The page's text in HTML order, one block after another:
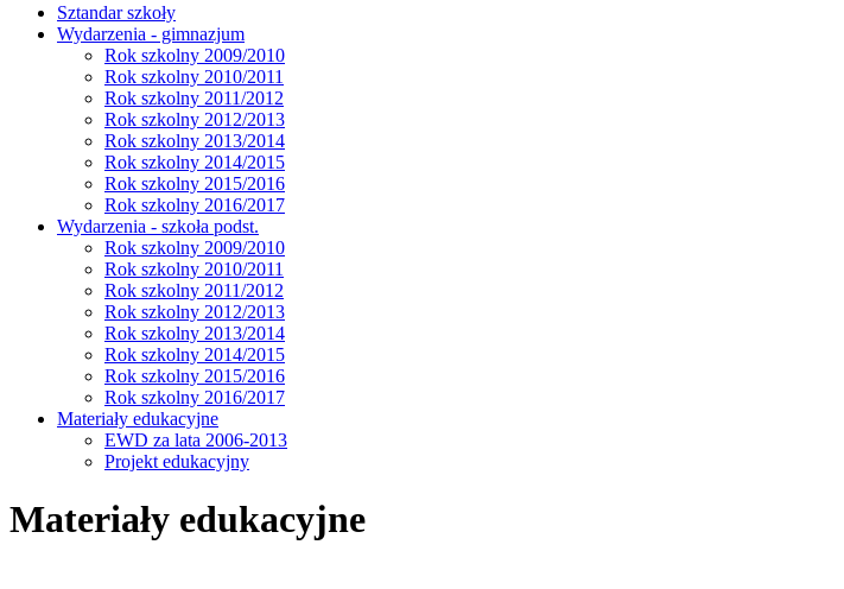
Sztandar szkoły
Wydarzenia - gimnazjum
Rok szkolny 2009/2010
Rok szkolny 2010/2011
Rok szkolny 2011/2012
Rok szkolny 2012/2013
Rok szkolny 2013/2014
Rok szkolny 2014/2015
Rok szkolny 2015/2016
Rok szkolny 2016/2017
Wydarzenia - szkoła podst.
Rok szkolny 2009/2010
Rok szkolny 2010/2011
Rok szkolny 2011/2012
Rok szkolny 2012/2013
Rok szkolny 2013/2014
Rok szkolny 2014/2015
Rok szkolny 2015/2016
Rok szkolny 2016/2017
Materiały edukacyjne
EWD za lata 2006-2013
Projekt edukacyjny
Materiały edukacyjne